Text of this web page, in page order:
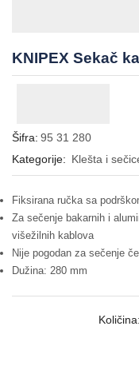
KNIPEX Sekač
Šifra: 95 31 280
Kategorije: Klešta i
Fiksirana ručka sa
Za sečenje bakarnih i
višežilnih kablova
Nije pogodan za sečenje
Dužina: 280 mm